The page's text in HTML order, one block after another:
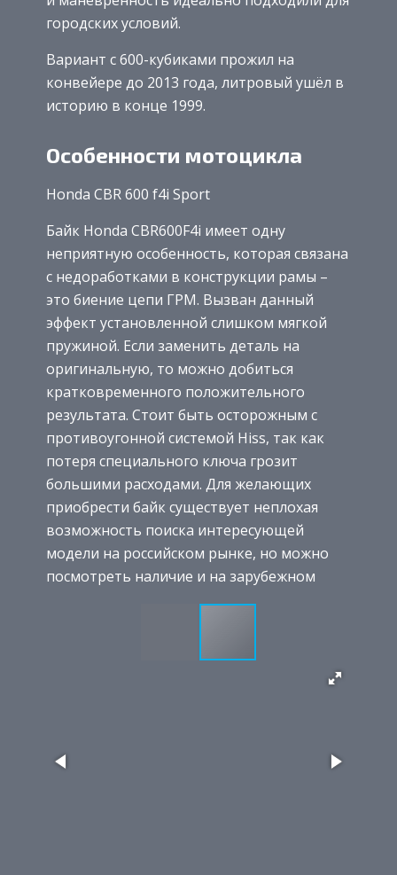
городских условий.
Вариант с 600-кубиками прожил на
конвейере до 2013 года, литровый ушёл в
историю в конце 1999.
Особенности мотоцикла
Honda CBR 600 f4i Sport
Байк Honda CBR600F4i имеет одну
неприятную особенность, которая связана
с недоработками в конструкции рамы –
это биение цепи ГРМ. Вызван данный
эффект установленной слишком мягкой
пружиной. Если заменить деталь на
оригинальную, то можно добиться
кратковременного положительного
результата. Стоит быть осторожным с
противоугонной системой Hiss, так как
потеря специального ключа грозит
большими расходами. Для желающих
приобрести байк существует неплохая
возможность поиска интересующей
модели на российском рынке, но можно
посмотреть наличие и на зарубежном